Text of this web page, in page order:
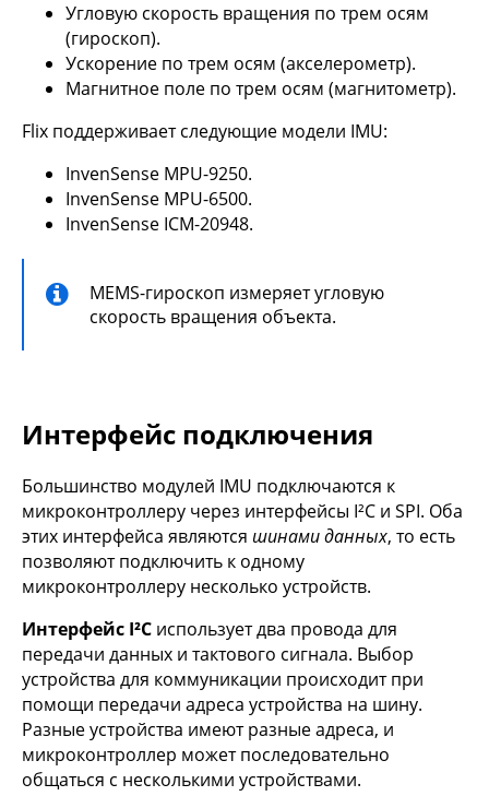
Угловую скорость вращения по трем осям
(гироскоп).
Ускорение по трем осям (акселерометр).
Магнитное поле по трем осям (магнитометр).
Flix поддерживает следующие модели IMU:
InvenSense MPU-9250.
InvenSense MPU-6500.
InvenSense ICM-20948.
MEMS-гироскоп измеряет угловую
скорость вращения объекта.
Интерфейс подключения
Большинство модулей IMU подключаются к
микроконтроллеру через интерфейсы I²C и SPI. Оба
этих интерфейса являются шинами данных, то есть
позволяют подключить к одному
микроконтроллеру несколько устройств.
Интерфейс I²C использует два провода для
передачи данных и тактового сигнала. Выбор
устройства для коммуникации происходит при
помощи передачи адреса устройства на шину.
Разные устройства имеют разные адреса, и
микроконтроллер может последовательно
общаться с несколькими устройствами.